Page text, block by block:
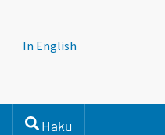
In English
Haku